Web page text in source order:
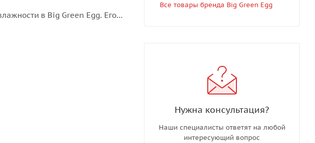
в Big Green Egg. Его
также можно
Все товары бренда Big Green Egg
Нужна консультация?
Наши специалисты ответят на любой
интересующий вопрос